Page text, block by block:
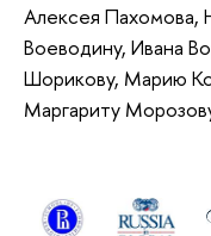
Алексея Пахомова,
Воеводину, Ивана
Шорикову, Марию
Маргариту